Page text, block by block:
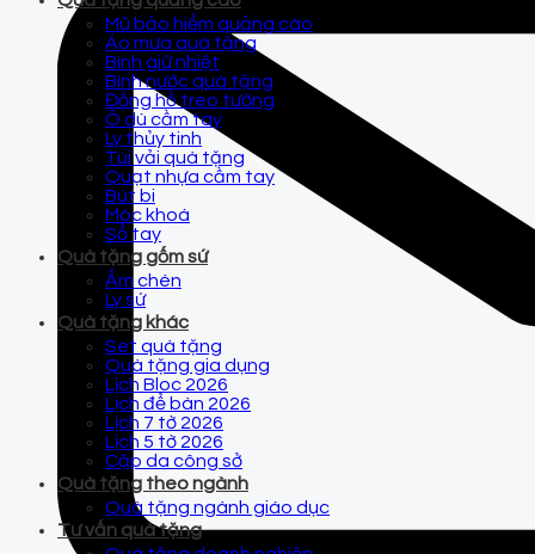
Mũ bảo hiểm quảng cáo
Áo mưa quà tặng
Bình giữ nhiệt
Bình nước quà tặng
Đồng hồ treo tường
Ô dù cầm tay
Ly thủy tinh
Túi vải quà tặng
Quạt nhựa cầm tay
Bút bi
Móc khoá
Sổ tay
Quà tặng gốm sứ
Ấm chén
Ly sứ
Quà tặng khác
Set quà tặng
Quà tặng gia dụng
Lịch Bloc 2026
Lịch để bàn 2026
Lịch 7 tờ 2026
Lịch 5 tờ 2026
Cặp da công sở
Quà tặng theo ngành
Quà tặng ngành giáo dục
Tư vấn quà tặng